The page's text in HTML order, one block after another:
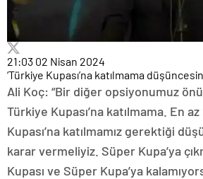
21:03 02 Nisan 2024
‘Türkiye Kupası’na katılmama
Ali Koç: “Bir diğer opsiyonumuz
Türkiye Kupası’na katılmama. En
Kupası’na katılmamız gerektiği
karar vermeliyiz. Süper Kupa’ya
Kupası ve Süper Kupa’ya